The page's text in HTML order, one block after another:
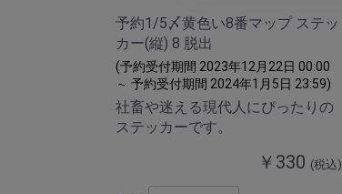
予約1/5〆黄色い8番マップ ステッ
カー(縦) 8 脱出
(予約受付期間 2023年12月22日 00:00
～ 予約受付期間 2024年1月5日 23:59)
社畜や迷える現代人にぴったりの
ステッカーです。
￥330 (税込)